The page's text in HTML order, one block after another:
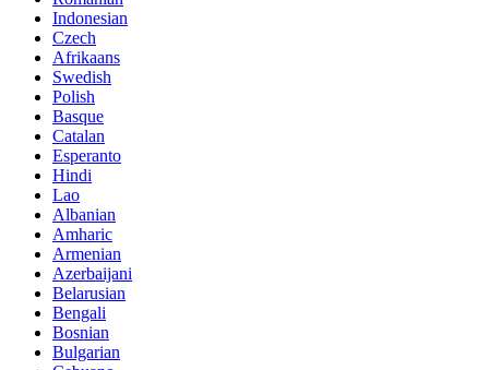
Indonesian
Czech
Afrikaans
Swedish
Polish
Basque
Catalan
Esperanto
Hindi
Lao
Albanian
Amharic
Armenian
Azerbaijani
Belarusian
Bengali
Bosnian
Bulgarian